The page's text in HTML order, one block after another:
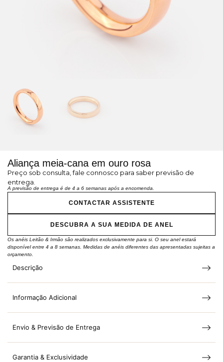
Aliança meia-cana em ouro rosa
Preço sob consulta, fale connosco para saber previsão de
entrega.
A previsão de entrega é de 4 a 6 semanas após a encomenda.
CONTACTAR ASSISTENTE
DESCUBRA A SUA MEDIDA DE ANEL
Os anéis Leitão & Irmão são realizados exclusivamente para si. O seu anel estará
disponível entre 4 a 8 semanas. Medidas de anéis diferentes das apresentadas sujeitas a
orçamento.
Descrição
Informação Adicional
Envio & Previsão de Entrega
Garantia & Exclusividade